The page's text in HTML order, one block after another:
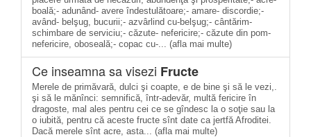
boală;- adunând- avere îndestulătoare;- amare- discordie;-
având- belşug, bucurii;- azvârlind cu-belşug;- cântărim-
schimbare de serviciu;- căzute- nefericire;- căzute din pom-
nefericire, oboseală;- copac cu-... (afla mai multe)
Ce inseamna sa visezi Fructe
Merele de primăvară, dulci şi coapte, e de bine şi să le vezi,.
şi să le mănînci: semnifică, într-adevăr, multă fericire în
dragoste, mal ales pentru cei ce se gîndesc la o soţie sau la
o iubită, pentru că aceste fructe sînt date ca jertfă Afroditei.
Dacă merele sînt acre, asta... (afla mai multe)